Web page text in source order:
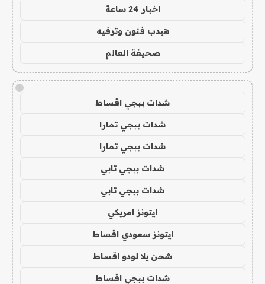
اخبار 24 ساعة
هيدب فنون وترفيه
صحيفة العالم
!
شدات ببجي اقساط
شدات ببجي تمارا
شدات ببجي تمارا
شدات ببجي تابي
شدات ببجي تابي
ايتونز امريكي
ايتونز سعودي اقساط
شحن يلا لودو اقساط
شدات ببجي اقساط